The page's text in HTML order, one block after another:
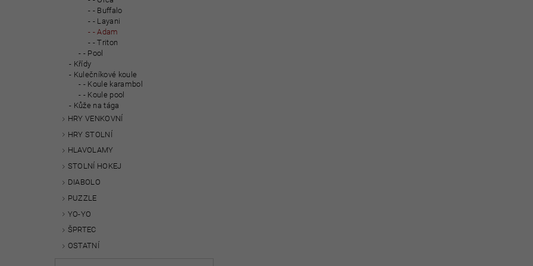
- Buffalo
- Layani
- Adam
- Triton
- Pool
Křídy
Kulečníkové koule
- Koule karambol
- Koule pool
Kůže na tága
HRY VENKOVNÍ
HRY STOLNÍ
HLAVOLAMY
STOLNÍ HOKEJ
DIABOLO
PUZZLE
YO-YO
ŠPRTEC
OSTATNÍ